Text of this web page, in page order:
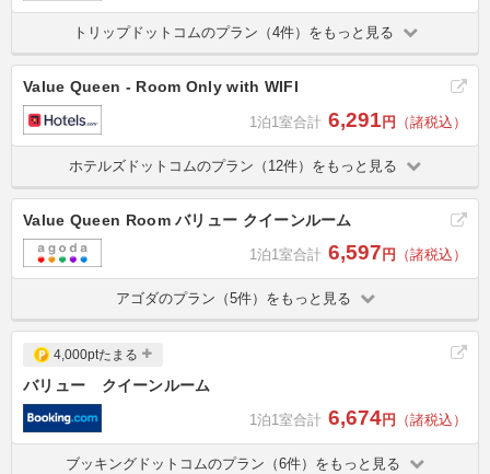
トリップドットコムのプラン（4件）をもっと見る
Value Queen - Room Only with WIFI
1泊1室合計 6,291 円 （諸税込）
ホテルズドットコムのプラン（12件）をもっと見る
Value Queen Room バリュー クイーンルーム
1泊1室合計 6,597 円 （諸税込）
アゴダのプラン（5件）をもっと見る
4,000ptたまる
バリュー クイーンルーム
1泊1室合計 6,674円 （諸税込）
ブッキングドットコムのプラン（6件）をもっと見る